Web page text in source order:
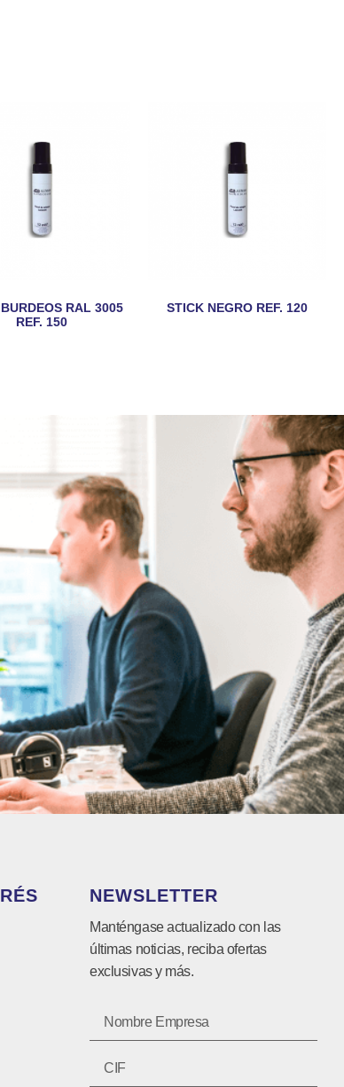
RAL 3005
REF. 150
STICK NEGRO REF. 120
NEWSLETTER
Manténgase actualizado con las
últimas noticias, reciba ofertas
exclusivas y más.